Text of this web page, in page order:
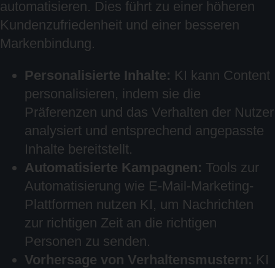
automatisieren. Dies führt zu einer höheren
Kundenzufriedenheit und einer besseren
Markenbindung.
Personalisierte Inhalte: KI kann Content
personalisieren, indem sie die
Präferenzen und das Verhalten der Nutzer
analysiert und entsprechend angepasste
Inhalte bereitstellt.
Automatisierte Kampagnen: Tools zur
Automatisierung wie E-Mail-Marketing-
Plattformen nutzen KI, um Nachrichten
zur richtigen Zeit an die richtigen
Personen zu senden.
Vorhersage von Verhaltensmustern: KI